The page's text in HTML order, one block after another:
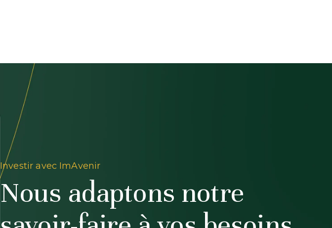
Investir avec ImAvenir
Nous adaptons notre